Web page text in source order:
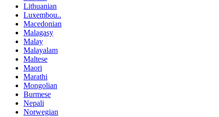
Lithuanian
Luxembou..
Macedonian
Malagasy
Malay
Malayalam
Maltese
Maori
Marathi
Mongolian
Burmese
Nepali
Norwegian